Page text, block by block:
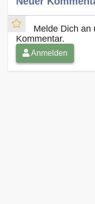
Melde Dich an
Kommentar.
Anmelden